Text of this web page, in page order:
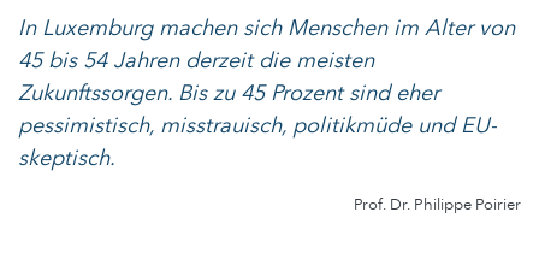
In Luxemburg machen sich Menschen im Alter von
45 bis 54 Jahren derzeit die meisten
Zukunftssorgen. Bis zu 45 Prozent sind eher
pessimistisch, misstrauisch, politikmüde und EU-
skeptisch.
Prof. Dr. Philippe Poirier